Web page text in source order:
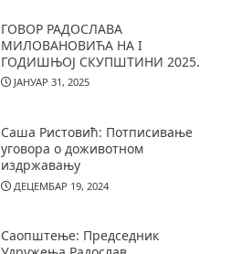
ГОВОР РАДОСЛАВА
МИЛОВАНОВИЋА НА I
ГОДИШЊОЈ СКУПШТИНИ 2025.
ЈАНУАР 31, 2025
Саша Ристовић: Потписивање
уговора о доживотном
издржавању
ДЕЦЕМБАР 19, 2024
Саопштење: Председник